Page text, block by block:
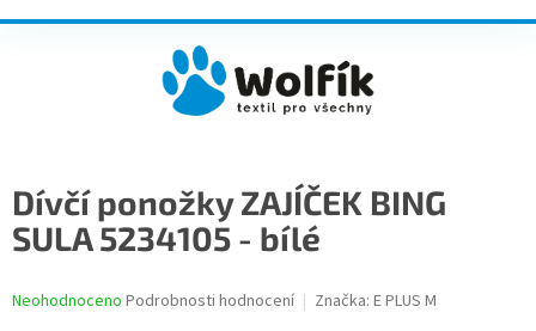
Dívčí ponožky ZAJÍČEK BING
SULA 5234105 - bílé
Průměrné
Neohodnoceno Podrobnosti hodnocení Značka: E PLUS M